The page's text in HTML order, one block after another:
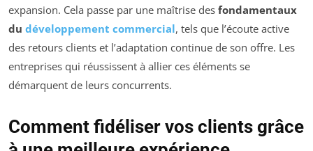
expansion. Cela passe par une maîtrise des fondamentaux
du développement commercial, tels que l’écoute active
des retours clients et l’adaptation continue de son offre. Les
entreprises qui réussissent à allier ces éléments se
démarquent de leurs concurrents.
Comment fidéliser vos clients grâce